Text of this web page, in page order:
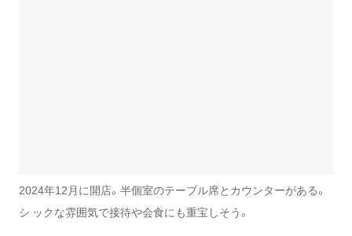
2024年12月に開店。半個室のテーブル席とカウンターがある。
シ ックな雰囲気で接待や会食にも重宝しそう。